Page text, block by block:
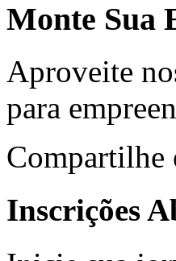
Monte Sua
Aproveite
para
Compartilhe
Inscrições